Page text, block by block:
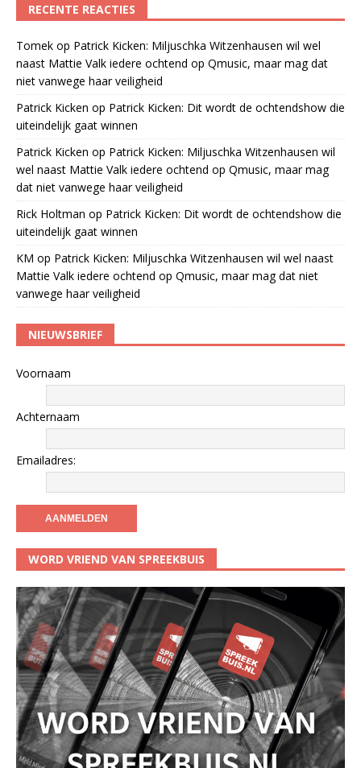
RECENTE REACTIES
Tomek op Patrick Kicken: Miljuschka Witzenhausen wil wel
naast Mattie Valk iedere ochtend op Qmusic, maar mag dat
niet vanwege haar veiligheid
Patrick Kicken op Patrick Kicken: Dit wordt de ochtendshow die
uiteindelijk gaat winnen
Patrick Kicken op Patrick Kicken: Miljuschka Witzenhausen wil
wel naast Mattie Valk iedere ochtend op Qmusic, maar mag
dat niet vanwege haar veiligheid
Rick Holtman op Patrick Kicken: Dit wordt de ochtendshow die
uiteindelijk gaat winnen
KM op Patrick Kicken: Miljuschka Witzenhausen wil wel naast
Mattie Valk iedere ochtend op Qmusic, maar mag dat niet
vanwege haar veiligheid
NIEUWSBRIEF
Voornaam
Achternaam
Emailadres:
WORD VRIEND VAN SPREEKBUIS